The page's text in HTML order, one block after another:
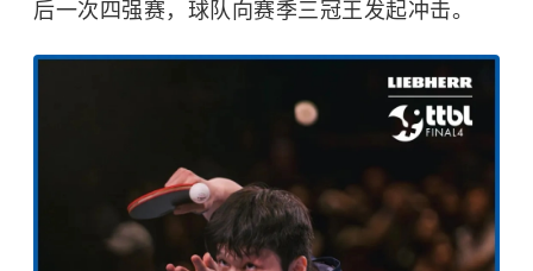
后一次四强赛，球队向赛季三冠王发起冲击。